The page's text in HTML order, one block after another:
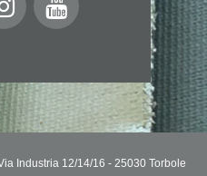
Industria 12/14/16 - 25030 Torbole